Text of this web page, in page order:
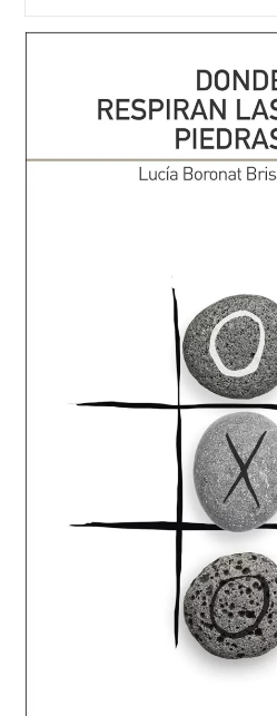
Trotalibros
(2023)